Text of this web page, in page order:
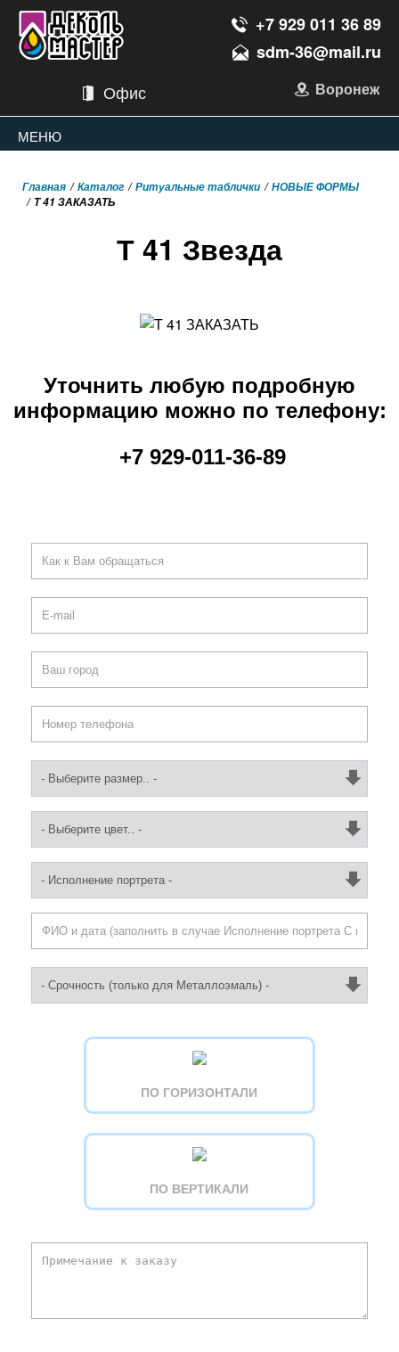
Воронеж
Офис
+7 929 011 36 89
sdm-36@mail.ru
МЕНЮ
Главная Каталог Ритуальные таблички
НОВЫЕ ФОРМЫ
Т 41 ЗАКАЗАТЬ
Т 41 Звезда
Уточнить любую подробную
информацию можно по телефону:
+7 929-011-36-89
ПО ГОРИЗОНТАЛИ
ПО ВЕРТИКАЛИ